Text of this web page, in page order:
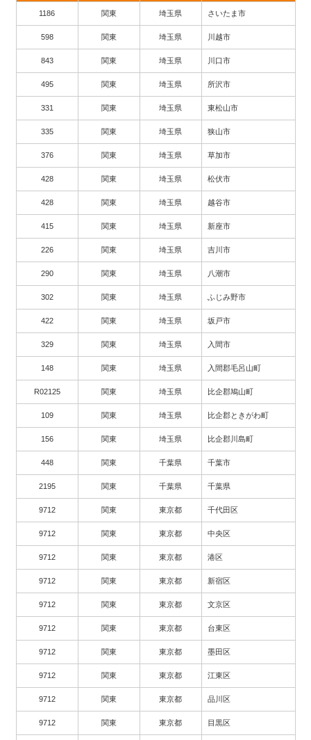
1186 関東 埼玉県 さいたま市
598 関東 埼玉県 川越市
843 関東 埼玉県 川口市
495 関東 埼玉県 所沢市
331 関東 埼玉県 東松山市
335 関東 埼玉県 狭山市
376 関東 埼玉県 草加市
428 関東 埼玉県 松伏市
428 関東 埼玉県 越谷市
415 関東 埼玉県 新座市
226 関東 埼玉県 吉川市
290 関東 埼玉県 八潮市
302 関東 埼玉県 ふじみ野市
422 関東 埼玉県 坂戸市
329 関東 埼玉県 入間市
148 関東 埼玉県 入間郡毛呂山町
R02125 関東 埼玉県 比企郡鳩山町
109 関東 埼玉県 比企郡ときがわ町
156 関東 埼玉県 比企郡川島町
448 関東 千葉県 千葉市
2195 関東 千葉県 千葉県
9712 関東 東京都 千代田区
9712 関東 東京都 中央区
9712 関東 東京都 港区
9712 関東 東京都 新宿区
9712 関東 東京都 文京区
9712 関東 東京都 台東区
9712 関東 東京都 墨田区
9712 関東 東京都 江東区
9712 関東 東京都 品川区
9712 関東 東京都 目黒区